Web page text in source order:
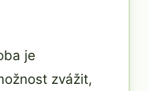
je
zvážit,